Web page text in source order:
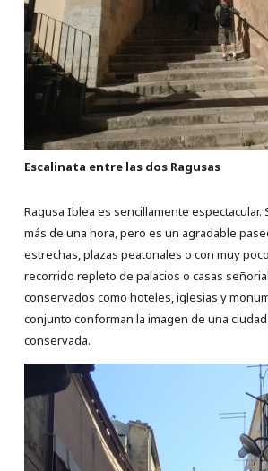
Escalinata entre las dos Ragusas
Ragusa Iblea es sencillamente espectacular.
más de una hora, pero es un agradable
estrechas, plazas peatonales o con muy
recorrido repleto de palacios o casas
conservados como hoteles, iglesias y
conjunto conforman la imagen de una
conservada.